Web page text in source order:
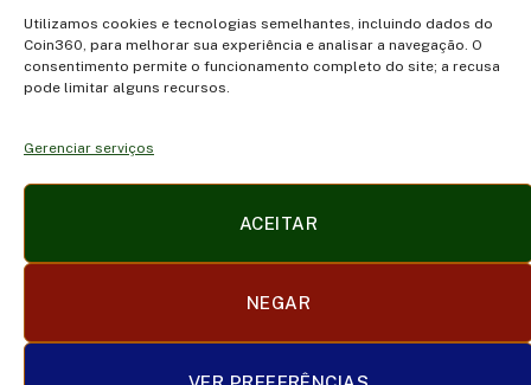
Utilizamos cookies e tecnologias semelhantes, incluindo dados do
Coin360, para melhorar sua experiência e analisar a navegação. O
consentimento permite o funcionamento completo do site; a recusa
pode limitar alguns recursos.
Gerenciar serviços
ACEITAR
NEGAR
(Twitter)
CONTATO TERMOS DE USO
TRABALHE CONOSCO